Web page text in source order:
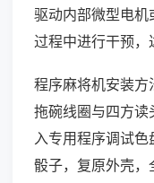
驱动内部微型电
过程中进行干预，
程序麻将机安装
拖碗线圈与四方读
入专用程序调试
骰子，复原外壳